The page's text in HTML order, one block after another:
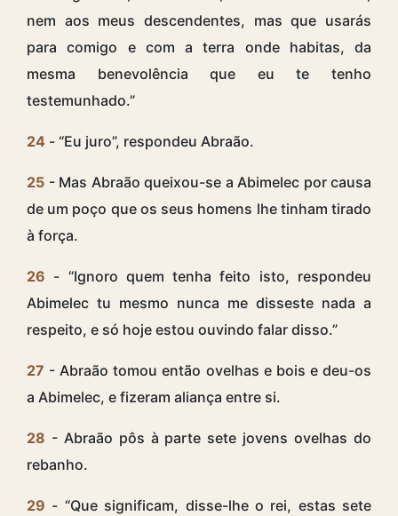
nem aos meus descendentes, mas que usarás
para comigo e com a terra onde habitas, da
mesma benevolência que eu te tenho
testemunhado.”
24 - “Eu juro”, respondeu Abraão.
25 - Mas Abraão queixou-se a Abimelec por causa
de um poço que os seus homens lhe tinham tirado
à força.
26 - “Ignoro quem tenha feito isto, respondeu
Abimelec tu mesmo nunca me disseste nada a
respeito, e só hoje estou ouvindo falar disso.”
27 - Abraão tomou então ovelhas e bois e deu-os
a Abimelec, e fizeram aliança entre si.
28 - Abraão pôs à parte sete jovens ovelhas do
rebanho.
29 - “Que significam, disse-lhe o rei, estas sete